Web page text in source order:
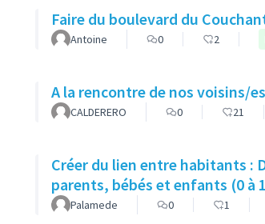
Faire du boulevard du
Antoine 0 2
A la rencontre de nos voisins/
CALDERERO 0 21
Créer du lien entre habitants :
parents, bébés et enfants (0 à
Palamede 0 1